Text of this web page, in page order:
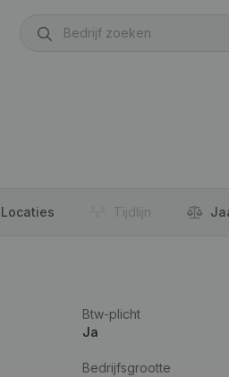
Locaties Tijdlijn
Btw-plicht
Ja
Bedrijfsgrootte